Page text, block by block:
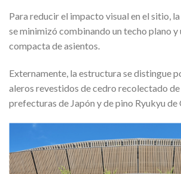
Para reducir el impacto visual en el sitio,
se minimizó combinando un techo plano y
compacta de asientos.
Externamente, la estructura se distingue
aleros revestidos de cedro recolectado de
prefecturas de Japón y de pino Ryukyu de